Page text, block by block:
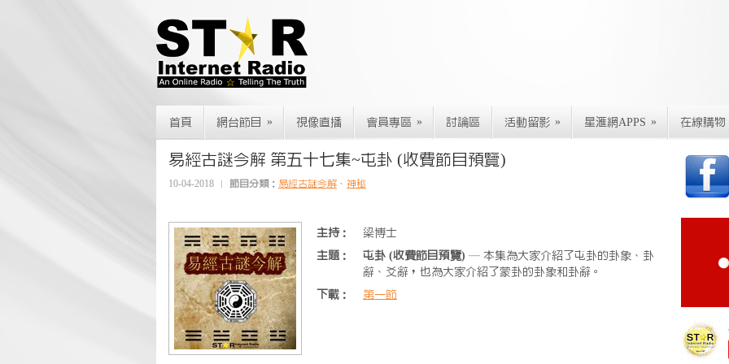
首頁 網台節目 » 視像直播 會員專區 » 討論區 活動留影 » 星滙網APPS » 在線購物
易經古謎今解 第五十七集~屯卦 (收費節目預覽)
10-04-2018 節目分類： 易經古謎今解 、 神秘
主持：
梁博士
主題：
屯卦 (收費節目預覽) — 本集為大家介紹了屯卦的卦象、卦
辭、爻辭，也為大家介紹了蒙卦的卦象和卦辭。
下載：
第一節